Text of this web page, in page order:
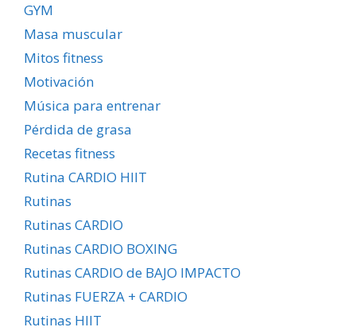
GYM
Masa muscular
Mitos fitness
Motivación
Música para entrenar
Pérdida de grasa
Recetas fitness
Rutina CARDIO HIIT
Rutinas
Rutinas CARDIO
Rutinas CARDIO BOXING
Rutinas CARDIO de BAJO IMPACTO
Rutinas FUERZA + CARDIO
Rutinas HIIT